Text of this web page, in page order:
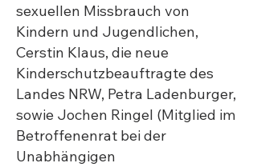
sexuellen Missbrauch von
Kindern und Jugendlichen,
Cerstin Klaus, die neue
Kinderschutzbeauftragte des
Landes NRW, Petra Ladenburger,
sowie Jochen Ringel (Mitglied im
Betroffenenrat bei der
Unabhängigen